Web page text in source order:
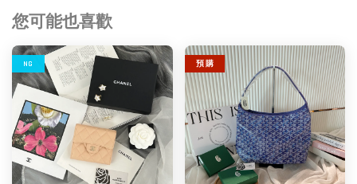
您可能也喜歡
NG 預 購